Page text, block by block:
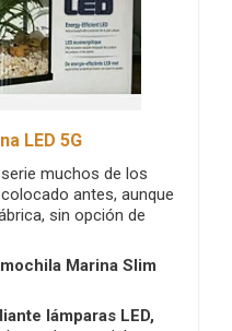
LED 5G
muchos de los
antes, aunque
sin opción de
Marina Slim
lámparas LED,